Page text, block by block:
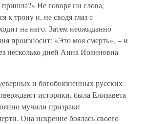
Не говоря ни слова,
к трону и, не сводя глаз с
на него. Затем неожиданно
произносит: «Это моя смерть», – и
несколько дней Анна Иоанновна
и богобоязненных русских
историки, была Елизавета
мучили призраки
Она искренне боялась своего